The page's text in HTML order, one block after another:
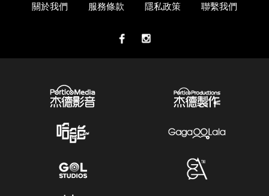
關於我們 服務條款 隱私政策 聯繫我們